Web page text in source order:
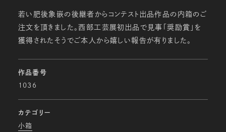
若い肥後象嵌の後継者からコンテスト出品作品の内箱のご
注文を頂きました。西部工芸展初出品で見事「奨励賞」を
獲得されたそうでご本人から嬉しい報告が有りました。
作品番号
1036
カテゴリー
小箱